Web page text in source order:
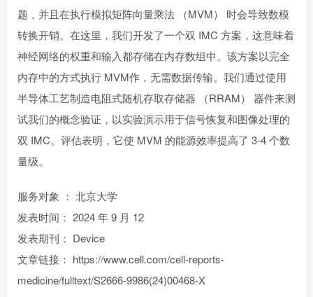
题，并且在执行模拟矩阵向量乘法 （MVM） 时会导致数模
转换开销。在这里，我们开发了一个双 IMC 方案，这意味着
神经网络的权重和输入都存储在内存数组中。该方案以完全
内存中的方式执行 MVM作，无需数据传输。我们通过使用
半导体工艺制造电阻式随机存取存储器 （RRAM） 器件来测
试我们的概念验证，以实验演示用于信号恢复和图像处理的
双 IMC。评估表明，它使 MVM 的能源效率提高了 3-4 个数
量级。
服务对象 ： 北京大学
发表时间： 2024 年 9 月 12
发表期刊： Device
文章链接： https://www.cell.com/cell-reports-
medicine/fulltext/S2666-9986(24)00468-X